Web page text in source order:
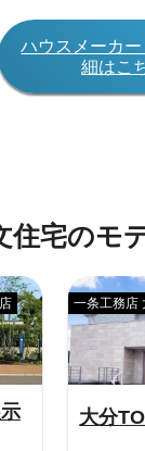
ハウスメーカ
細はこ
住宅のモ
大分
一条工務店